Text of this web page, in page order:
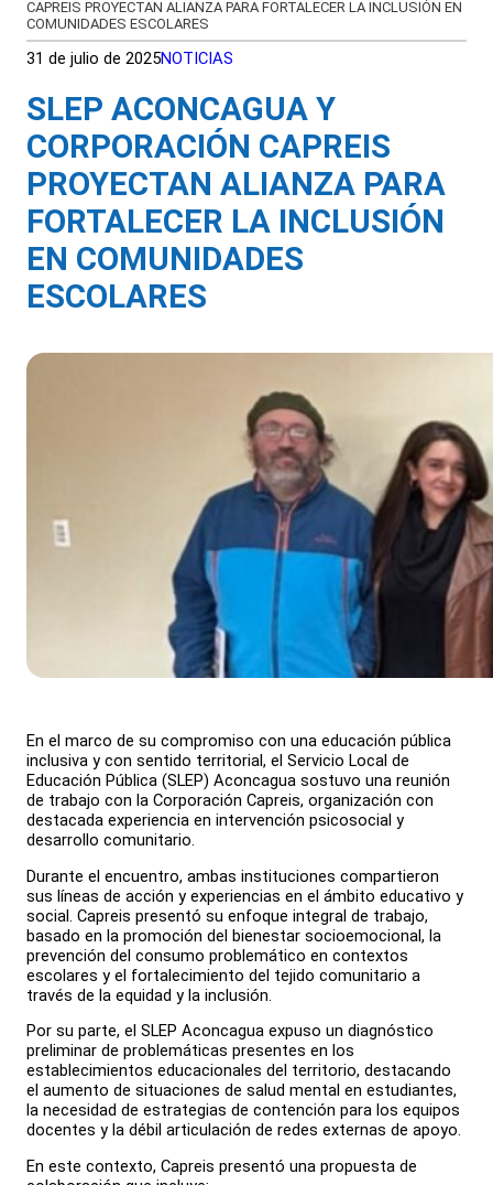
CAPREIS PROYECTAN ALIANZA PARA FORTALECER LA INCLUSIÓN EN
COMUNIDADES ESCOLARES
31 de julio de 2025NOTICIAS
SLEP ACONCAGUA Y
CORPORACIÓN CAPREIS
PROYECTAN ALIANZA PARA
FORTALECER LA INCLUSIÓN
EN COMUNIDADES
ESCOLARES
En el marco de su compromiso con una educación pública
inclusiva y con sentido territorial, el Servicio Local de
Educación Pública (SLEP) Aconcagua sostuvo una reunión
de trabajo con la Corporación Capreis, organización con
destacada experiencia en intervención psicosocial y
desarrollo comunitario.
Durante el encuentro, ambas instituciones compartieron
sus líneas de acción y experiencias en el ámbito educativo y
social. Capreis presentó su enfoque integral de trabajo,
basado en la promoción del bienestar socioemocional, la
prevención del consumo problemático en contextos
escolares y el fortalecimiento del tejido comunitario a
través de la equidad y la inclusión.
Por su parte, el SLEP Aconcagua expuso un diagnóstico
preliminar de problemáticas presentes en los
establecimientos educacionales del territorio, destacando
el aumento de situaciones de salud mental en estudiantes,
la necesidad de estrategias de contención para los equipos
docentes y la débil articulación de redes externas de apoyo.
En este contexto, Capreis presentó una propuesta de